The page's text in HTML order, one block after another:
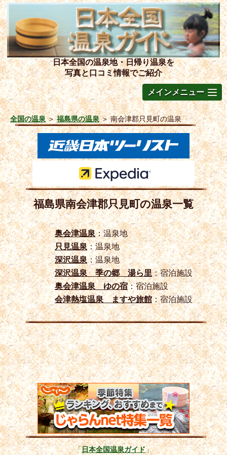
日本全国の温泉地・日帰り温泉を
写真と口コミ情報でご紹介
メインメニュー
全国の温泉＞福島県の温泉＞南会津郡只見町の温泉
福島県南会津郡只見町の温泉一覧
奥会津温泉：温泉地
只見温泉：温泉地
深沢温泉：温泉地
深沢温泉 季の郷 湯ら里：宿泊施設
奥会津温泉 ゆの宿：宿泊施設
会津熱塩温泉 ますや旅館：宿泊施設
「日本全国温泉ガイド」